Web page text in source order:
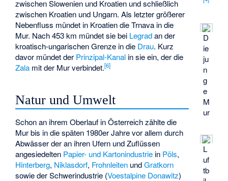
D
ie
ju
n
g
e
M
ur
L
uf
tb
zwischen Slowenien und Kroatien und schließlich
zwischen Kroatien und Ungarn. Als letzter größerer
Nebenfluss mündet in Kroatien dieTrnava in die
Mur. Nach 453 km mündet sie bei Legradan der
kroatisch-ungarischen Grenze in die Drau. Kurz
davor mündet der Prinzipal-Kanal in sie ein, der die
Zala mit der Mur verbindet.[6]
Natur und Umwelt
Schon an ihrem Oberlauf in Österreich zählte die
Mur bis in die späten 1980er Jahre vor allem durch
Abwässer der an ihren Ufern und Zuflüssen
angesiedelten Papier- und Kartonindustrie in Pöls,
Hinterberg, Niklasdorf, Frohnleiten undGratkorn
sowie der Schwerindustrie (Voestalpine Donawitz)